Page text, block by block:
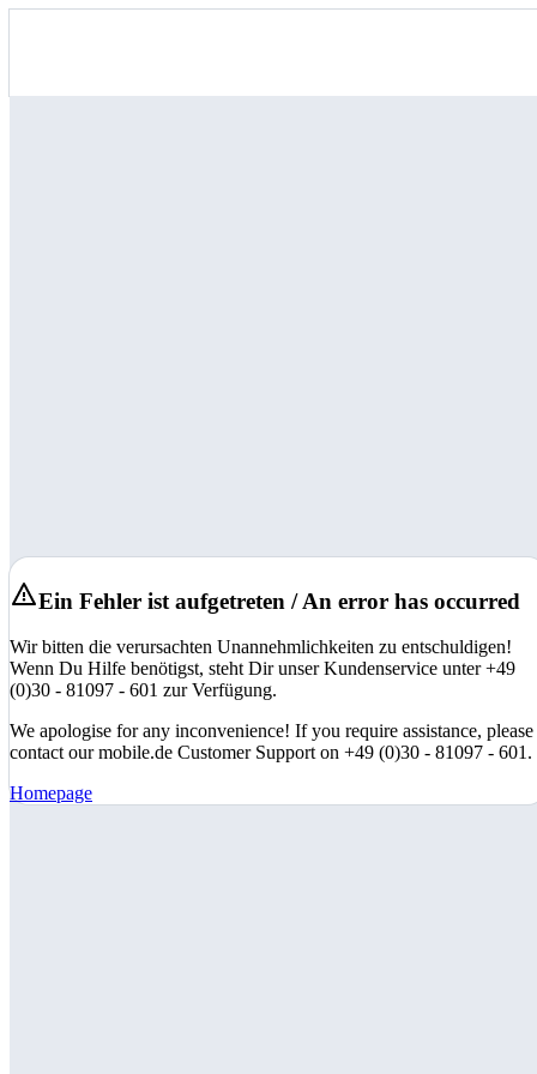
Ein Fehler ist aufgetreten / An error has occurred
Wir bitten die verursachten Unannehmlichkeiten zu entschuldigen!
Wenn Du Hilfe benötigst, steht Dir unser Kundenservice unter +49
(0)30 - 81097 - 601 zur Verfügung.
We apologise for any inconvenience! If you require assistance, please
contact our mobile.de Customer Support on +49 (0)30 - 81097 - 601.
Homepage